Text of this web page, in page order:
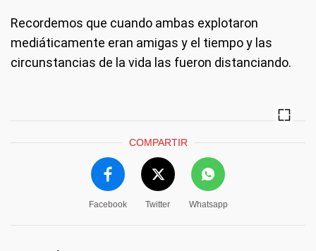
Recordemos que cuando ambas explotaron
mediáticamente eran amigas y el tiempo y las
circunstancias de la vida las fueron distanciando.
COMPARTIR
Facebook Twitter Whatsapp